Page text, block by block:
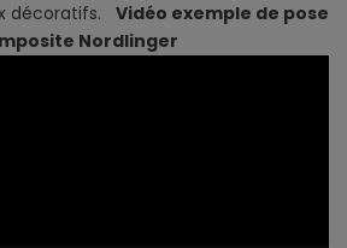
décoratifs. Vidéo exemple de pose
Nordlinger